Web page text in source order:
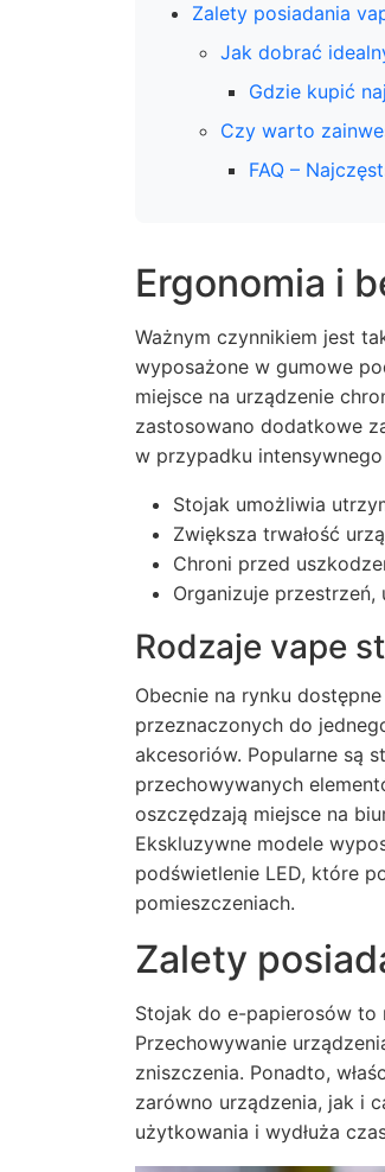
Zalety posiadania
Jak dobrać
Gdzie kupić
Czy warto
FAQ –
Ergonomia i
Ważnym czynnikiem jest
wyposażone w gumowe
miejsce na urządzenie
zastosowano dodatkowe
w przypadku
Stojak umożliwia
Zwiększa trwałość
Chroni przed
Organizuje
Rodzaje vape
Obecnie na rynku
przeznaczonych do
akcesoriów. Popularne są
przechowywanych
oszczędzają miejsce na
Ekskluzywne modele
podświetlenie LED, które
pomieszczeniach.
Zalety
Stojak do e-papierosów to
Przechowywanie
zniszczenia. Ponadto,
zarówno urządzenia, jak i
użytkowania i wydłuża